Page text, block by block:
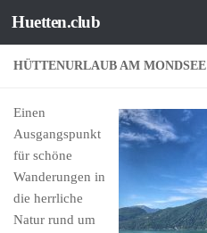
Zum Inhalt springen
Huetten.club
HÜTTENURLAUB AM MONDSEE
Einen
Ausgangspunkt
für schöne
Wanderungen in
die herrliche
Natur rund um